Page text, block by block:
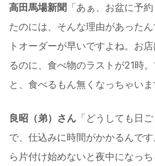
高田馬場新聞 「あぁ、お盆に予
たのには、そんな理由があった
トオーダーが早いですよね。お
るのに、食べ物のラストが21時
と、食べるもん無くなっちゃいま
良昭（弟）さん 「どうしても日
で、仕込みに時間がかかるんで
ら片付け始めないと夜中になっ